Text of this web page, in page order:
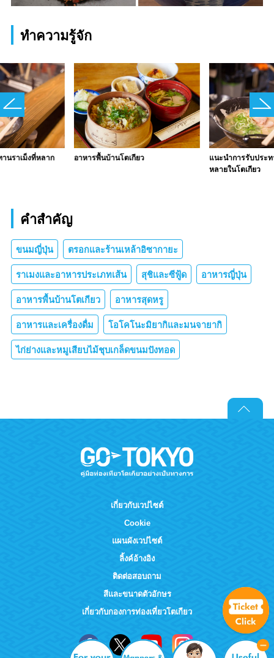
ทำความรู้จัก
นราเม็งที่หลาก อาหารพื้นบ้านโตเกียว
แนะนำการรับประ
หลายในโตเกียว
คำสำคัญ
ขนมญี่ปุ่น ตรอกและร้านเหล้าอิซากายะ
ราเมงและอาหารประเภทเส้น สุชิและซีฟู้ด อาหารญี่ปุ่น
อาหารพื้นบ้านโตเกียว อาหารสุดหรู
อาหารและเครื่องดื่ม โอโคโนะมิยากิและมนจายากิ
ไก่ย่างและหมูเสียบไม้ชุบเกล็ดขนมปังทอด
เกี่ยวกับเวปไซต์
Cookie
แผนผังเวปไซต์
ลิ้งค์อ้างอิง
ติดต่อสอบถาม
สีและขนาดตัวอักษร
เกี่ยวกับกองการท่องเที่ยวโตเกียว